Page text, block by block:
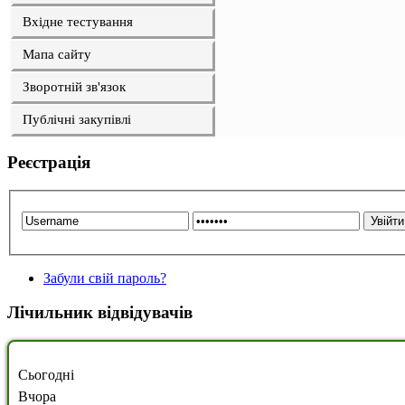
Вхідне тестування
Мапа сайту
Зворотній зв'язок
Публічні закупівлі
Реєстрація
Забули свій пароль?
Лічильник відвідувачів
Сьогодні
Вчора